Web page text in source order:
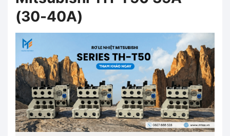
(30-40A)